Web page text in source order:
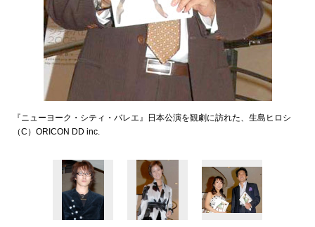
『ニューヨーク・シティ・バレエ』日本公演を観劇に訪れた、生島ヒロシ
（C）ORICON DD inc.